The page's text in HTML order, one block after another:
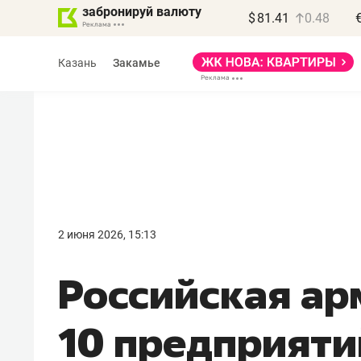
забронируй валюту $ 81.41 0.48
Казань Закамье
2 июня 2026, 15:13
Российская
10
правил, бизнес может
потерять минимум